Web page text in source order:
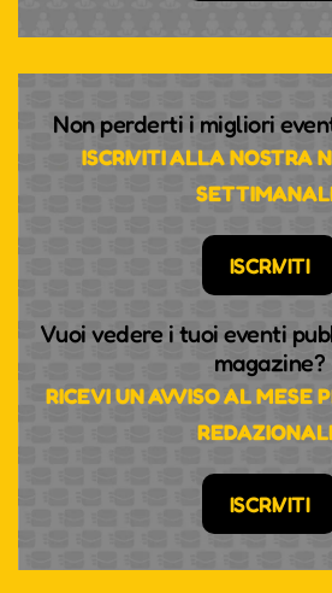
Non perderti i migliori
ISCRIVITI ALLA NOSTRA
ISCRIVITI
Vuoi vedere i tuoi eventi
magazine?
RICEVI UN AVVISO AL MESE
ISCRIVITI